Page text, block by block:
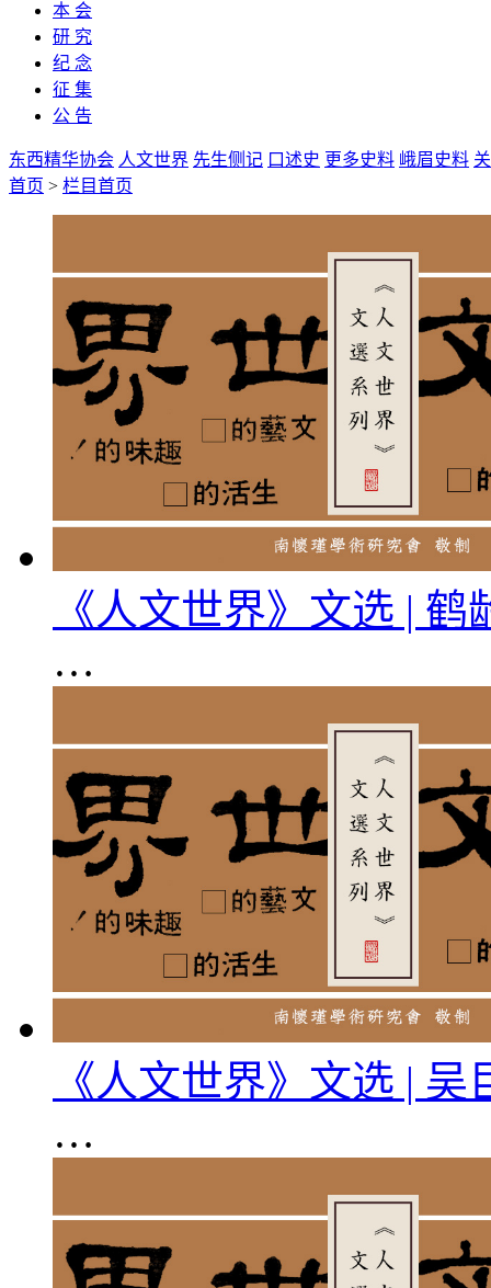
本 会
研 究
纪 念
征 集
公 告
东西精华协会 人文世界 先生侧记 口述史 更多史料 峨眉史料
首页 > 栏目首页
《人文世界》文选 |
…
《人文世界》文选 |
…